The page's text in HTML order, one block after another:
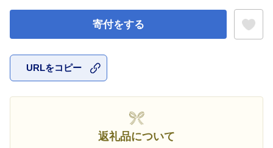
寄付をする
URLをコピー
返礼品について